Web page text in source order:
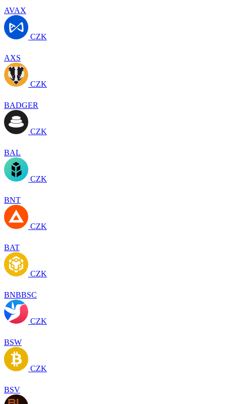
AVAX
CZK
AXS
CZK
BADGER
CZK
BAL
CZK
BNT
CZK
BAT
CZK
BNBBSC
CZK
BSW
CZK
BSV